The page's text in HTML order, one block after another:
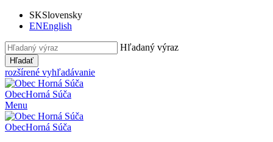
SKSlovensky
ENEnglish
Hľadaný výraz
Hľadať
rozšírené vyhľadávanie
ObecHorná Súča
Menu
ObecHorná Súča